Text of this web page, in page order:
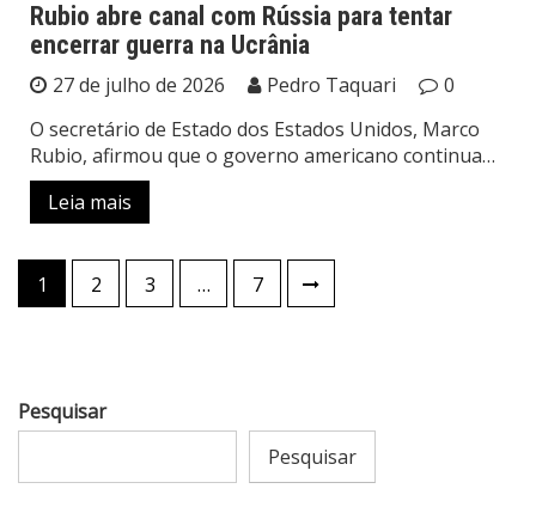
Rubio abre canal com Rússia para tentar
encerrar guerra na Ucrânia
27 de julho de 2026 Pedro Taquari
0
O secretário de Estado dos Estados Unidos, Marco
Rubio, afirmou que o governo americano continua…
Leia mais
Paginação
de
1 2 3 … 7
Pesquisar
Pesquisar